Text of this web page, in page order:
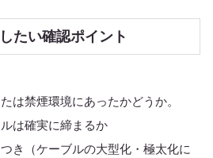
たい確認ポイント
は禁煙環境にあったかどうか。
は確実に締まるか
き（ケーブルの大型化・極太化に